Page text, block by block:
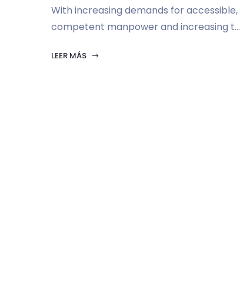
With increasing demands for accessible,
competent manpower and increasing t...
LEER MÁS